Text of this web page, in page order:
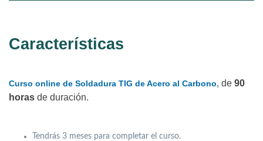
Características
Curso online de Soldadura TIG de Acero al Carbono, de 90
horas de duración.
Tendrás 3 meses para completar el curso.